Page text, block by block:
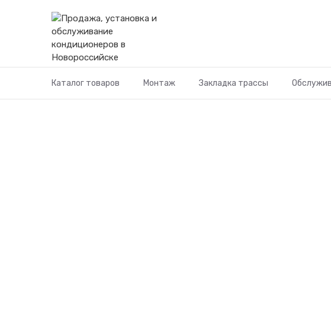
содержимому
Каталог товаров Монтаж Закладка трассы